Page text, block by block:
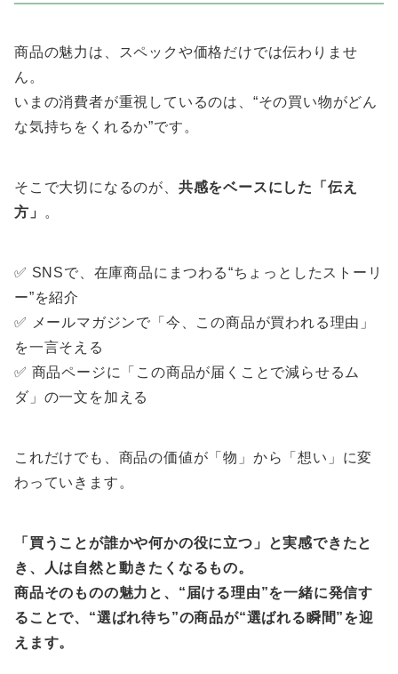
商品の魅力は、スペックや価格だけでは伝わりませ
ん。
いまの消費者が重視しているのは、“その買い物がどん
な気持ちをくれるか”です。
そこで大切になるのが、 共感をベースにした「伝え
方」
。
✅ SNSで、在庫商品にまつわる“ちょっとしたストーリ
ー”を紹介
✅ メールマガジンで「今、この商品が買われる理由」
を一言そえる
✅ 商品ページに「この商品が届くことで減らせるム
ダ」の一文を加える
これだけでも、商品の価値が「物」から「想い」に変
わっていきます。
「買うことが誰かや何かの役に立つ」と実感できたと
き、人は自然と動きたくなるもの。
商品そのものの魅力と、“届ける理由”を一緒に発信す
ることで、“選ばれ待ち”の商品が“選ばれる瞬間”を迎
えます。